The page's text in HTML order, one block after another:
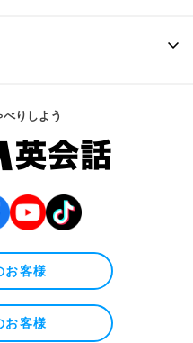
りしよう
お客様
お客様